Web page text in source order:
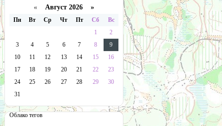
« Август 2026 »
Пн Вт Ср Чт Пт Сб
Вс
1
2
3
4 5 6 7 8
9
10
11 12 13 14 15
16
17
18 19 20 21 22
23
24
25 26 27 28 29
30
31
Облако тегов